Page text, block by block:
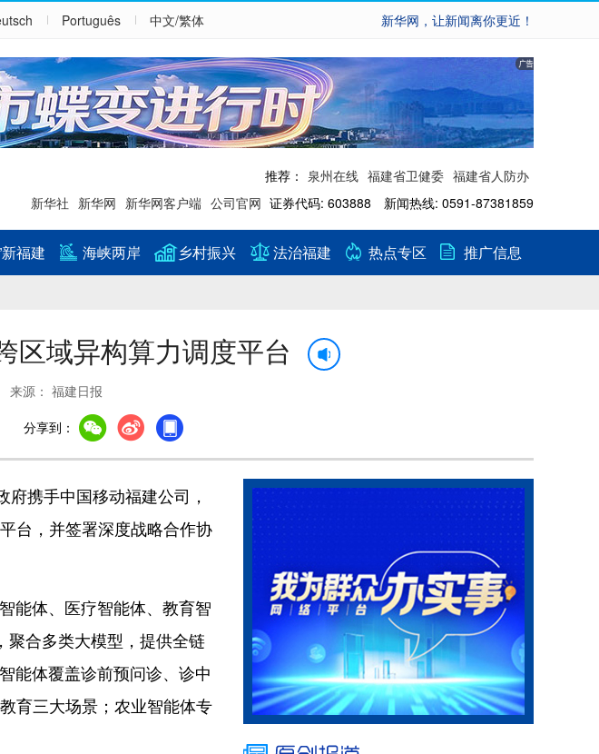
Português 中文/繁体 新华网，让新闻离你更近！
推荐： 泉州在线 福建省卫健委 福建省人防办
新华社 新华网 新华网客户端 公司官网 证券代码: 603888 新闻热线: 0591-87381859
新福建 海峡两岸 乡村振兴 法治福建 热点专区
推广信息
区域异构算力调度平台
源： 福建日报
分享到：
携手中国移动福建公司，
台，并签署深度战略合作协
能体、医疗智能体、教育智
聚合多类大模型，提供全链
能体覆盖诊前预问诊、诊中
育三大场景；农业智能体专